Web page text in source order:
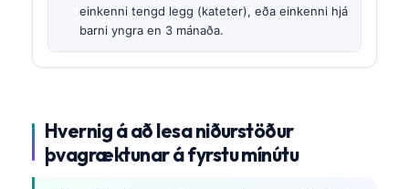
einkenni tengd legg (kateter), eða einkenni hjá
barni yngra en 3 mánaða.
Hvernig á að lesa niðurstöður
þvagræktunar á fyrstu mínútu